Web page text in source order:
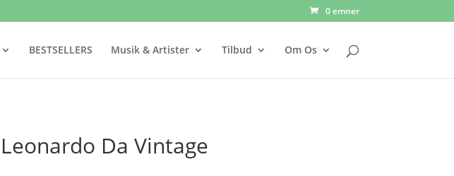
0 emner
BESTSELLERS Musik & Artister Tilbud Om Os
Leonardo Da Vintage